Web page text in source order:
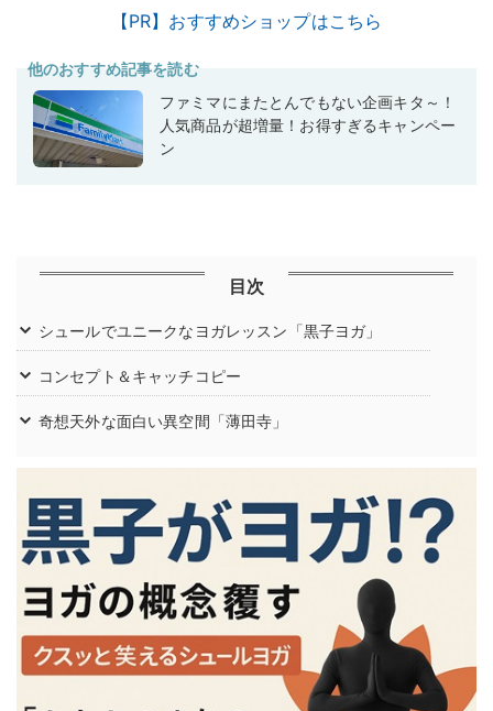
【PR】おすすめショップはこちら
他のおすすめ記事を読む
ファミマにまたとんでもない企画キタ～！
人気商品が超増量！お得すぎるキャンペー
ン
目次
シュールでユニークなヨガレッスン「黒子ヨガ」
コンセプト＆キャッチコピー
奇想天外な面白い異空間「薄田寺」